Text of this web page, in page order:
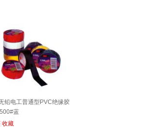
铅电工普通型PVC绝缘胶
蓝
收藏